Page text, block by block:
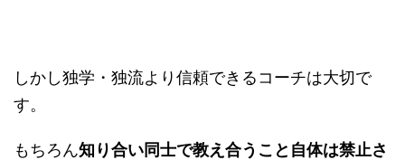
しかし独学・独流より信頼できるコーチは大切で
す。
もちろん知り合い同士で教え合うこと自体は禁止さ